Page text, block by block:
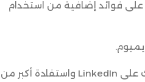
فوائد إضافية من استخدام
إذا كنت ترغب في تعزيز حضورك على LinkedIn واستفادة أكبر من